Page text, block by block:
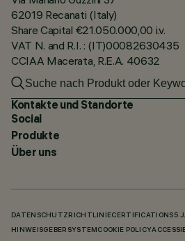
62019 Recanati (Italy)
Share Capital €21.050.000,00 i.v.
VAT N. and R.I. : (IT)00082630435
CCIAA Macerata, R.E.A. 40632
Kontakte und Standorte
Social
Produkte
Über uns
DATENSCHUTZRICHTLINIECERTIFICATIONS 5
HINWEISGEBERSYSTEM COOKIE POLICY